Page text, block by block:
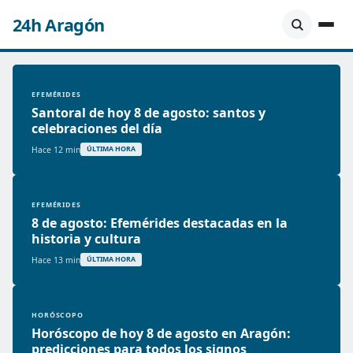
24h Aragón
EFEMÉRIDES
Santoral de hoy 8 de agosto: santos y
celebraciones del día
Hace 12 min ÚLTIMA HORA
EFEMÉRIDES
8 de agosto: Efemérides destacadas en la
historia y cultura
Hace 13 min ÚLTIMA HORA
HORÓSCOPO
Horóscopo de hoy 8 de agosto en Aragón:
predicciones para todos los signos